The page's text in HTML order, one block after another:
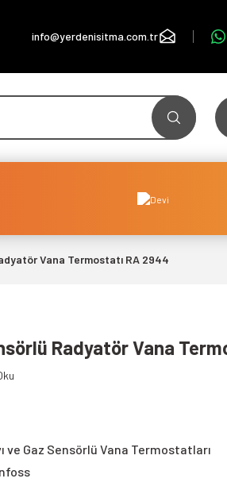
info@yerdenisitma.com.tr
Vana Termostatı RA 2944
Radyatör Vana
ve Gaz Sensörlü Vana Termostatları